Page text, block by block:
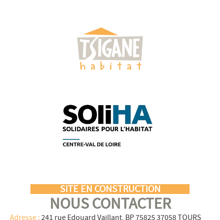
SITE EN CONSTRUCTION
NOUS CONTACTER
Adresse : 241 rue Edouard Vaillant, BP 75825 37058 TOURS